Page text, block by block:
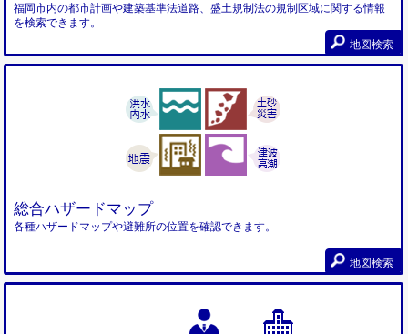
福岡市内の都市計画や建築基準法道路、盛土規制法の規制区域に関する情報
を検索できます。
地図検索
総合ハザードマップ
各種ハザードマップや避難所の位置を確認できます。
地図検索